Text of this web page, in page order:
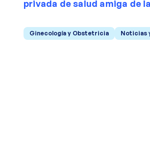
privada de salud amiga de
Ginecología y Obstetricia Noticias